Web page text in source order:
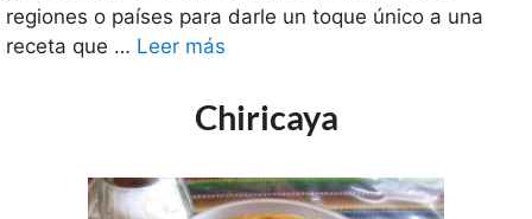
regiones o países para darle un toque único a una
receta que … Leer más
Chiricaya